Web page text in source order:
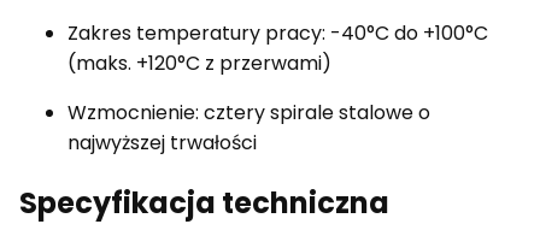
Zakres temperatury pracy: -40°C do +100°C
(maks. +120°C z przerwami)
Wzmocnienie: cztery spirale stalowe o
najwyższej trwałości
Specyfikacja techniczna